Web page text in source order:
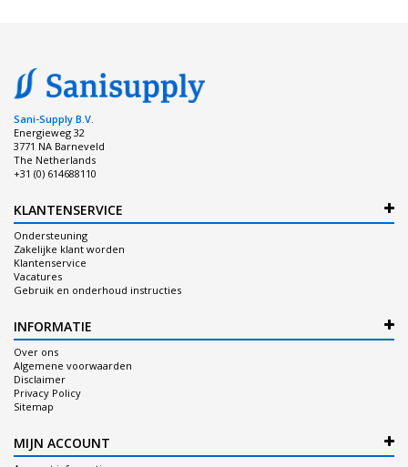
Sani-Supply B.V.
Energieweg 32
3771 NA Barneveld
The Netherlands
+31 (0) 614688110
KLANTENSERVICE
Ondersteuning
Zakelijke klant worden
Klantenservice
Vacatures
Gebruik en onderhoud instructies
INFORMATIE
Over ons
Algemene voorwaarden
Disclaimer
Privacy Policy
Sitemap
MIJN ACCOUNT